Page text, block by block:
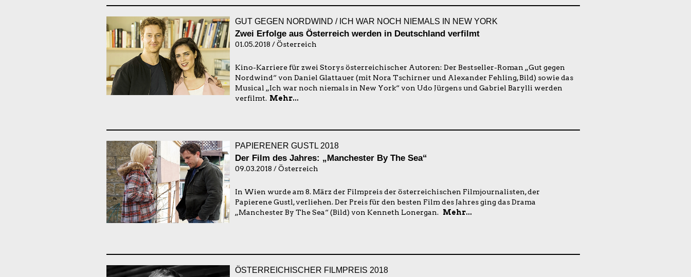
GUT GEGEN NORDWIND / ICH WAR NOCH NIEMALS IN NEW YORK
Zwei Erfolge aus Österreich werden in Deutschland verfilmt
01.05.2018 / Österreich
Kino-Karriere für zwei Storys österreichischer Autoren: Der Bestseller-Roman „Gut gegen
Nordwind“ von Daniel Glattauer (mit Nora Tschirner und Alexander Fehling, Bild) sowie das
Musical „Ich war noch niemals in New York“ von Udo Jürgens und Gabriel Barylli werden
verfilmt. Mehr...
PAPIERENER GUSTL 2018
Der Film des Jahres: „Manchester By The Sea“
09.03.2018 / Österreich
In Wien wurde am 8. März der Filmpreis der österreichischen Filmjournalisten, der
Papierene Gustl, verliehen. Der Preis für den besten Film des Jahres ging das Drama
„Manchester By The Sea“ (Bild) von Kenneth Lonergan. Mehr...
ÖSTERREICHISCHER FILMPREIS 2018